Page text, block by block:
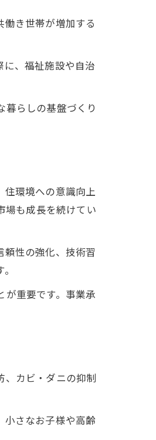
き世帯が増加する
、福祉施設や自治
らしの基盤づくり
環境への意識向上
場も成長を続けてい
性の強化、技術習
が重要です。事業承
、カビ・ダニの抑制
小さなお子様や高齢